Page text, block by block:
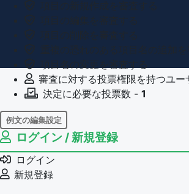
審査に対する投票権限を持つユー
決定に必要な投票数 - 1
例文の編集設定
例文の編集権限を持つユーザー -
例文の削除を審査する
審査に対する投票権限を持つユー
決定に必要な投票数 -
ログイン / 新規登録
ログイン
新規登録